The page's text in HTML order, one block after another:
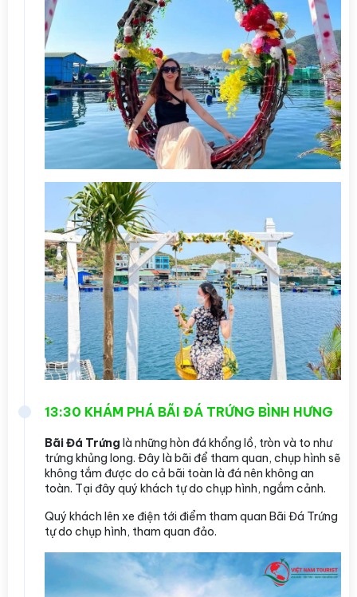
13:30 KHÁM PHÁ BÃI ĐÁ TRỨNG BÌNH HƯNG
Bãi Đá Trứng là những hòn đá khổng lồ, tròn và to như
trứng khủng long. Đây là bãi để tham quan, chụp hình sẽ
không tắm được do cả bãi toàn là đá nên không an
toàn. Tại đây quý khách tự do chụp hình, ngắm cảnh.
Quý khách lên xe điện tới điểm tham quan Bãi Đá Trứng
tự do chụp hình, tham quan đảo.